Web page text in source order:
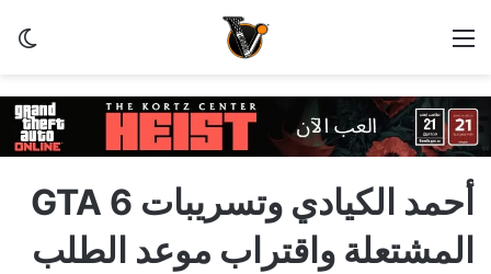
القائمة
أحمد الكيادي وتسريبات GTA 6
المشتعلة واقتراب موعد الطلب